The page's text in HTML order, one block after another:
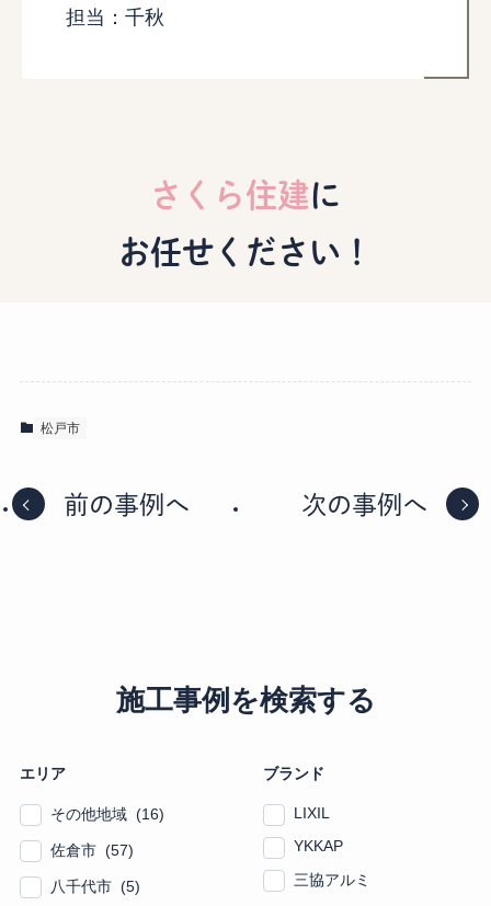
担当：千秋
さくら住建に
お任せください！
松戸市
前の事例へ 次の事例へ
施工事例を検索する
エリア
その他地域 (16)
佐倉市 (57)
八千代市 (5)
ブランド
LIXIL
YKKAP
三協アルミ